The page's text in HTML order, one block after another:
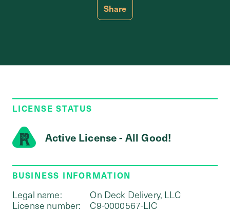
Share
LICENSE STATUS
Active License - All Good!
BUSINESS INFORMATION
Legal name:
On Deck Delivery, LLC
License number:
C9-0000567-LIC